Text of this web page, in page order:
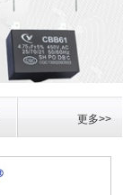
更多>>